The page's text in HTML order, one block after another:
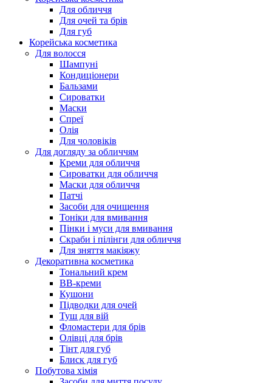
Для обличчя
Для очей та брів
Для губ
Корейська косметика
Для волосся
Шампуні
Кондиціонери
Бальзами
Сироватки
Маски
Спреї
Олія
Для чоловіків
Для догляду за обличчям
Креми для обличчя
Сироватки для обличчя
Маски для обличчя
Патчі
Засоби для очищення
Тоніки для вмивання
Пінки і муси для вмивання
Скраби і пілінги для обличчя
Для зняття макіяжу
Декоративна косметика
Тональний крем
BB-креми
Кушони
Підводки для очей
Туш для вій
Фломастери для брів
Олівці для брів
Тінт для губ
Блиск для губ
Побутова хімія